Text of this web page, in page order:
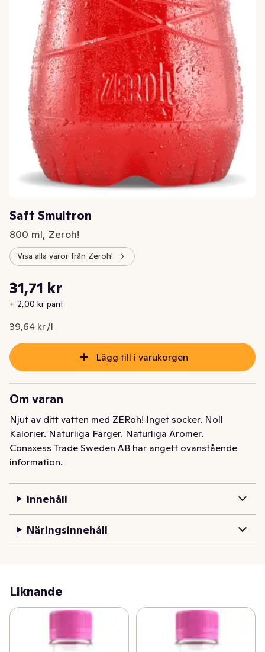
Saft Smultron
800 ml, Zeroh!
Visa alla varor från Zeroh!
Nuvarande pris är: 31,71 kr
31,71 kr
+ 2,00 kr pant
39,64 kr /l
Styckpris: 39,64 kr /l
Lägg till i varukorgen
Om varan
Njut av ditt vatten med ZERoh! Inget socker. Noll
Kalorier. Naturliga Färger. Naturliga Aromer.
Conaxess Trade Sweden AB har angett ovanstående
information.
Innehåll
Näringsinnehåll
Liknande